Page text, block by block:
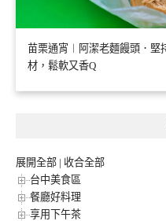
苗栗通宵︱阿潔老麵饅頭．堅
材，鬆軟又香Q
展開全部 | 收合全部
台中美食區
餐廳好料理
享用下午茶